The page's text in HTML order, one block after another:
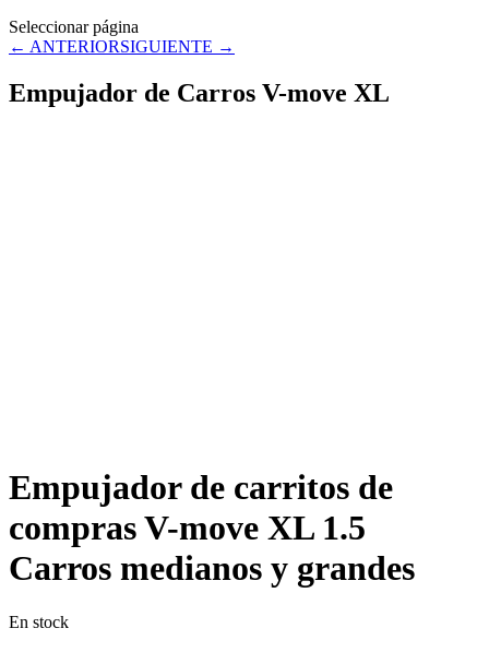
Seleccionar página
← ANTERIORSIGUIENTE →
Empujador de Carros V-move XL
Empujador de carritos de
compras V-move XL 1.5
Carros medianos y grandes
En stock